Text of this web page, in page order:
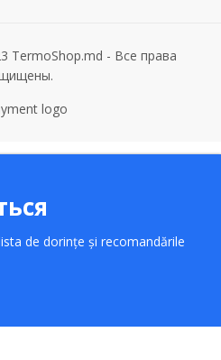
TermoShop.md - Все права
de dorințe și recomandările